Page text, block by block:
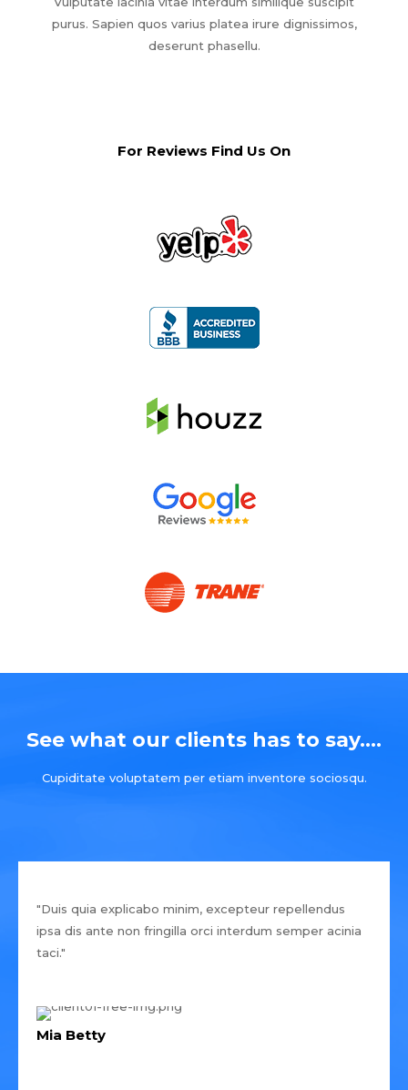
purus. Sapien quos varius platea irure dignissimos,
deserunt phasellu.
For Reviews Find Us On
See what our clients has to say....
Cupiditate voluptatem per etiam inventore sociosqu.
"Duis quia explicabo minim, excepteur repellendus
ipsa dis ante non fringilla orci interdum semper acinia
taci."
Mia Betty